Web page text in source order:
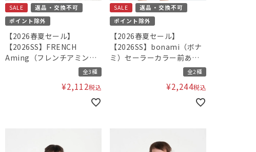
SALE
返品・交換不可
ポイント除外
【2026春夏セール】
【2026SS】FRENCH
Aming（フレンチアミン
グ）スモッキングカバーオ
全3種
¥2,112税込
SALE
返品・交換不可
ポイント除外
【2026春夏セール】
【2026SS】bonami（ボナ
ミ）セーラーカラー前あき
全2種
¥2,244税込